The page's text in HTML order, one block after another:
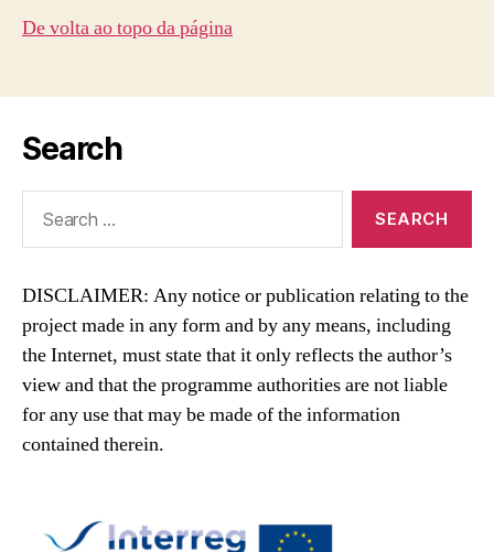
De volta ao topo da página
Search
DISCLAIMER: Any notice or publication relating to the
project made in any form and by any means, including
the Internet, must state that it only reflects the author’s
view and that the programme authorities are not liable
for any use that may be made of the information
contained therein.